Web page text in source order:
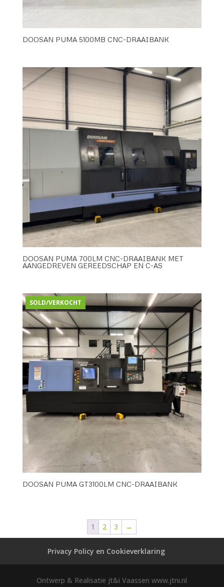
DOOSAN PUMA 5100MB CNC-DRAAIBANK
DOOSAN PUMA 700LM CNC-DRAAIBANK MET
AANGEDREVEN GEREEDSCHAP EN C-AS
SOLD/VERKOCHT
DOOSAN PUMA GT3100LM CNC-DRAAIBANK
1 2 3 →
Privacy Policy en Cookieverklaring
Ontwerp & Realisatie jt&i Vaassen www.jtni.nl